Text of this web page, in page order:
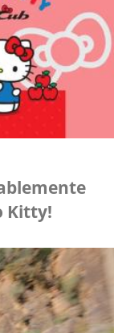
Kitty!